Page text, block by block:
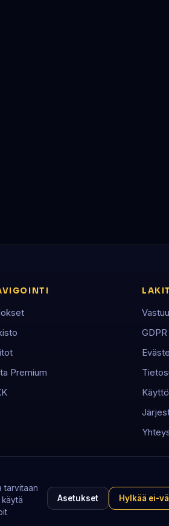
Premium
GDPR
tarvitaan
käytä
Asetukset Hylkää ei-